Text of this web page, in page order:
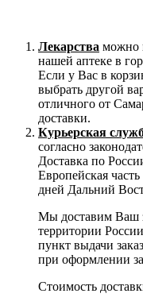
Лекарства можно
нашей аптеке в
Если у Вас в
выбрать другой
отличного от
доставки.
Курьерская
согласно
Доставка по
Европейская
дней Дальний
Мы доставим Ваш
территории
пункт выдачи
при оформлении
Стоимость